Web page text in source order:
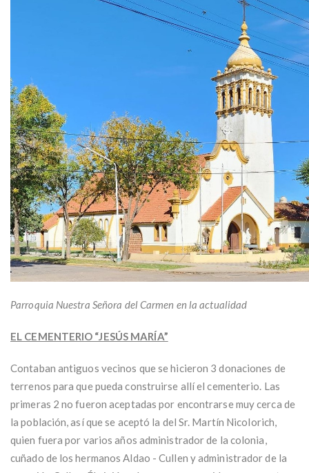
Parroquia Nuestra Señora del Carmen en la actualidad
EL CEMENTERIO “JESÚS MARÍA”
Contaban antiguos vecinos que se hicieron 3 donaciones de
terrenos para que pueda construirse allí el cementerio. Las
primeras 2 no fueron aceptadas por encontrarse muy cerca de
la población, así que se aceptó la del Sr. Martín Nicolorich,
quien fuera por varios años administrador de la colonia,
cuñado de los hermanos Aldao - Cullen y administrador de la